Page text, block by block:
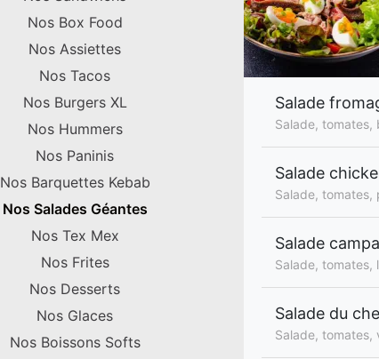
Nos Box Food
Nos Assiettes
Nos Tacos
Nos Burgers XL
Nos Hummers
Nos Paninis
Nos Barquettes Kebab
Nos Salades Géantes
Nos Tex Mex
Nos Frites
Nos Desserts
Nos Glaces
Nos Boissons Softs
Salade
Salade, tomates,
Salade
Salade, tomates,
Salade
Salade, tomates,
Salade du
Salade, tomates,